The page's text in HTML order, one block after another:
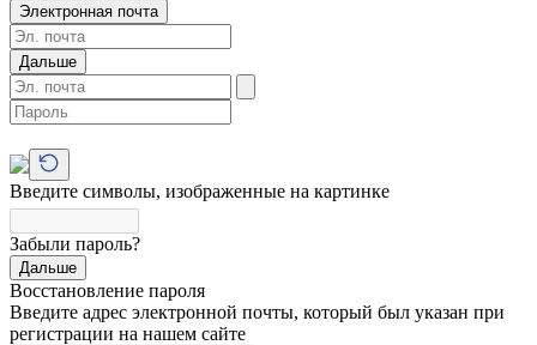
Электронная почта
Дальше
Введите символы, изображенные на картинке
Забыли пароль?
Дальше
Восстановление пароля
Введите адрес электронной почты, который был указан при
регистрации на нашем сайте